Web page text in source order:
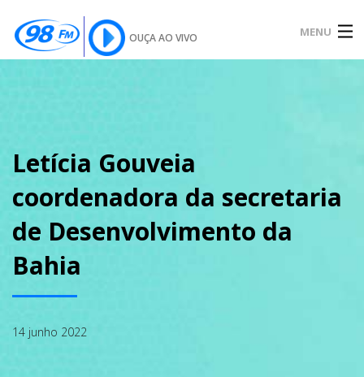
OUÇA AO VIVO MENU
SOBRE
PODCAST
GALERIA
Letícia Gouveia
coordenadora da secretaria
de Desenvolvimento da
Bahia
14 junho 2022